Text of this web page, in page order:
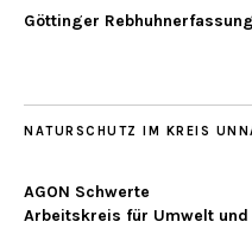
Göttinger Rebhuhnerfassung
NATURSCHUTZ IM KREIS
AGON Schwerte
Arbeitskreis für Umwelt und